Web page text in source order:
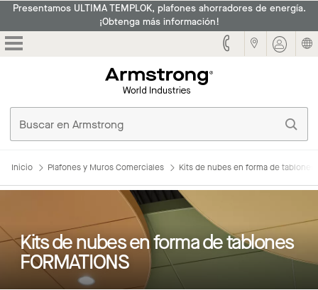
Presentamos ULTIMA TEMPLOK, plafones ahorradores de energía.
¡Obtenga más información!
Inicio Plafones y Muros Comerciales Kits de nubes en forma de tablones
Kits de nubes en forma de tablones
FORMATIONS